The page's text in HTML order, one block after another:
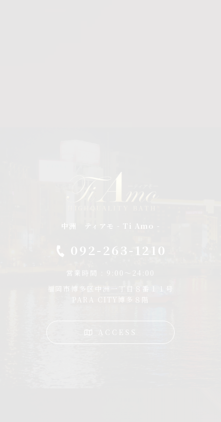
中洲 ティアモ - Ti Amo -
092-263-1210
営業時間 : 9:00～24:00
福岡市博多区中洲一丁目８番１１号
PARA CITY博多８階
ACCESS